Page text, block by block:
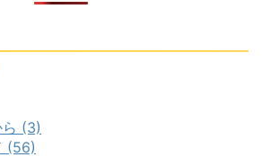
(3)
(56)